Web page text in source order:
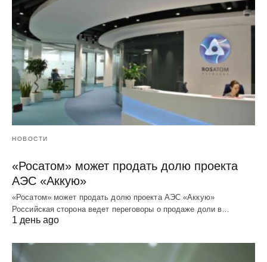
НОВОСТИ
«Росатом» может продать долю проекта
АЭС «Аккую»
«Росатом» может продать долю проекта АЭС «Аккую»
Российская сторона ведет переговоры о продаже доли в…
1 день ago